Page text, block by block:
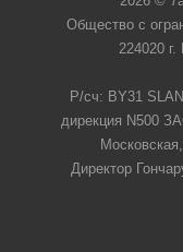
Общество с
224020
Р/сч: BY31
дирекция N500
Директор